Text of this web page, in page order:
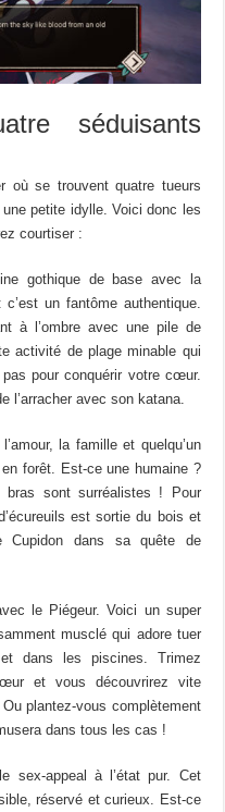
séduisants
où se trouvent quatre tueurs
une petite idylle. Voici donc les
courtiser :
gothique de base avec la
un fantôme authentique.
à l’ombre avec une pile de
activité de plage minable qui
pour conquérir votre cœur.
l’arracher avec son katana.
la famille et quelqu’un
forêt. Est-ce une humaine ?
sont surréalistes ! Pour
est sortie du bois et
dans sa quête de
le Piégeur. Voici un super
musclé qui adore tuer
dans les piscines. Trimez
et vous découvrirez vite
plantez-vous complètement
dans tous les cas !
sex-appeal à l’état pur. Cet
réservé et curieux. Est-ce